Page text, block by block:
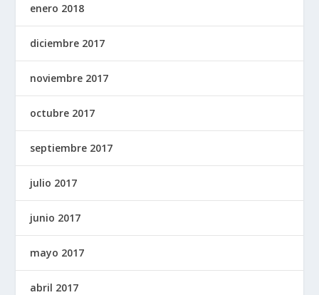
enero 2018
diciembre 2017
noviembre 2017
octubre 2017
septiembre 2017
julio 2017
junio 2017
mayo 2017
abril 2017